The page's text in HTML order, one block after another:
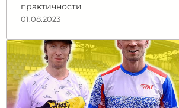
практичности
01.08.2023